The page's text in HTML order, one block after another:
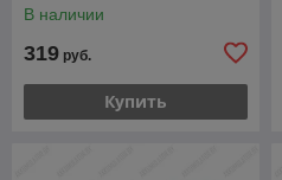
В наличии
319 руб.
Купить